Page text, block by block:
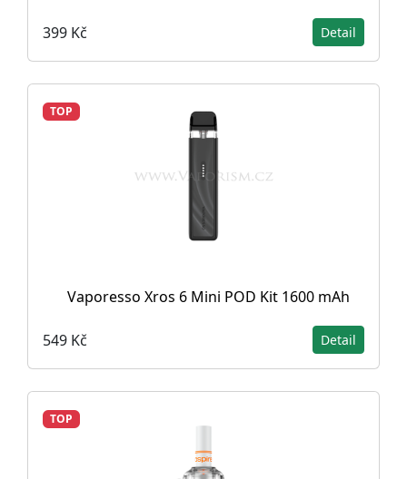
399 Kč Detail
TOP
Vaporesso Xros 6 Mini POD Kit 1600 mAh
549 Kč Detail
TOP